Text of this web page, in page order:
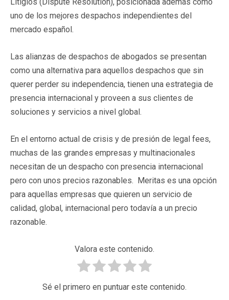
uno de los mejores despachos independientes del
mercado español.
Las alianzas de despachos de abogados se presentan
como una alternativa para aquellos despachos que sin
querer perder su independencia, tienen una estrategia de
presencia internacional y proveen a sus clientes de
soluciones y servicios a nivel global.
En el entorno actual de crisis y de presión de legal fees,
muchas de las grandes empresas y multinacionales
necesitan de un despacho con presencia internacional
pero con unos precios razonables. Meritas es una opción
para aquellas empresas que quieren un servicio de
calidad, global, internacional pero todavía a un precio
razonable.
Valora este contenido.
Sé el primero en puntuar este contenido.